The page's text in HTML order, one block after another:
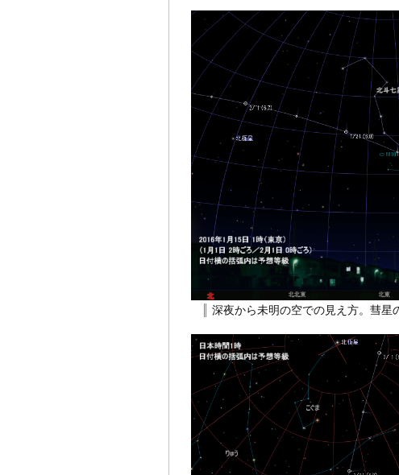
深夜から未明の空での見え方。彗星